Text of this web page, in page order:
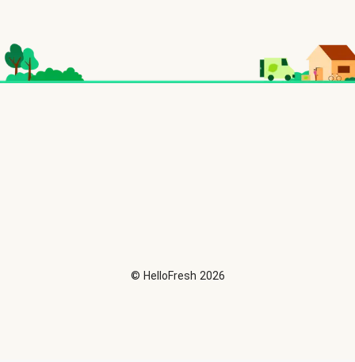
© HelloFresh 2026